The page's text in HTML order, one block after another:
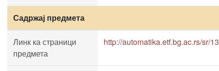
Садржај предмета
Линк ка страници
предмета
http://automatika.etf.bg.ac.rs/sr/